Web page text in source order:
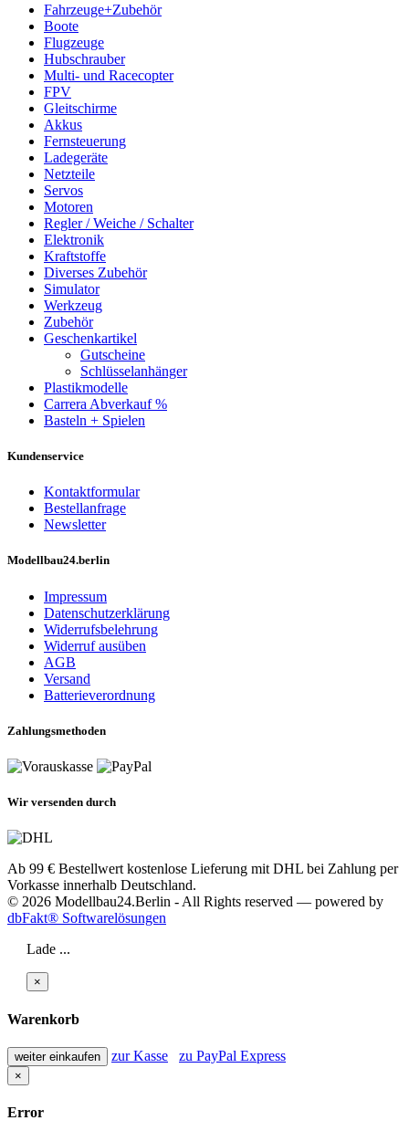
Fahrzeuge+Zubehör
Boote
Flugzeuge
Hubschrauber
Multi- und Racecopter
FPV
Gleitschirme
Akkus
Fernsteuerung
Ladegeräte
Netzteile
Servos
Motoren
Regler / Weiche / Schalter
Elektronik
Kraftstoffe
Diverses Zubehör
Simulator
Werkzeug
Zubehör
Geschenkartikel
Gutscheine
Schlüsselanhänger
Plastikmodelle
Carrera Abverkauf %
Basteln + Spielen
Kundenservice
Kontaktformular
Bestellanfrage
Newsletter
Modellbau24.berlin
Impressum
Datenschutzerklärung
Widerrufsbelehrung
Widerruf ausüben
AGB
Versand
Batterieverordnung
Zahlungsmethoden
Wir versenden durch
Ab 99 € Bestellwert kostenlose Lieferung mit DHL bei Zahlung per
Vorkasse innerhalb Deutschland.
© 2026 Modellbau24.Berlin - All Rights reserved — powered by
dbFakt® Softwarelösungen
Lade ...
×
Warenkorb
weiter einkaufen zur Kasse zu PayPal Express
×
Error